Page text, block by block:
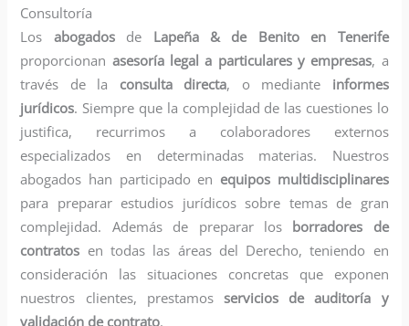
Consultoría
Los abogados de Lapeña & de Benito en Tenerife
proporcionan asesoría legal a particulares y empresas, a
través de la consulta directa, o mediante informes
jurídicos. Siempre que la complejidad de las cuestiones lo
justifica, recurrimos a colaboradores externos
especializados en determinadas materias. Nuestros
abogados han participado en equipos multidisciplinares
para preparar estudios jurídicos sobre temas de gran
complejidad. Además de preparar los borradores de
contratos en todas las áreas del Derecho, teniendo en
consideración las situaciones concretas que exponen
nuestros clientes, prestamos servicios de auditoría y
validación de contrato.